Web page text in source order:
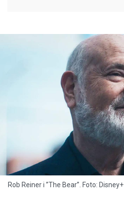
Rob Reiner i ”The Bear”. Foto: Disney+